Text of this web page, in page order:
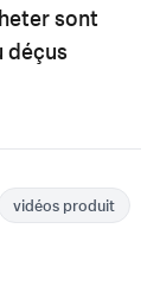
sont
déçus
vidéos produit